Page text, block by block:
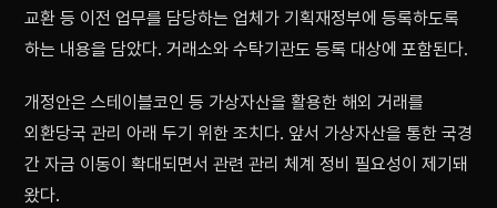
교환 등 이전 업무를 담당하는 업체가 기획재정부에 등록하도록
하는 내용을 담았다. 거래소와 수탁기관도 등록 대상에 포함된다.
개정안은 스테이블코인 등 가상자산을 활용한 해외 거래를
외환당국 관리 아래 두기 위한 조치다. 앞서 가상자산을 통한 국경
간 자금 이동이 확대되면서 관련 관리 체계 정비 필요성이 제기돼
왔다.